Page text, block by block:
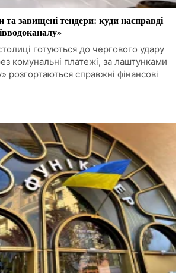
та завищені тендери: куди насправді
готуються до чергового удару
комунальні платежі, за лаштунками
розгортаються справжні фінансові